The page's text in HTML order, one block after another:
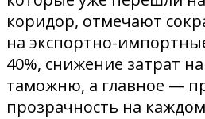
коридор, отмечают
на экспортно-
40%, снижение затрат
таможню, а главное —
прозрачность на